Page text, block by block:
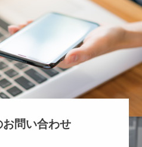
問い合わせ